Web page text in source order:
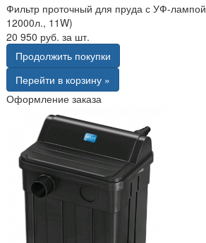
Фильтр проточный для пруда с УФ-
12000л., 11W)
20 950 руб. за шт.
Продолжить покупки
Перейти в корзину »
Оформление заказа